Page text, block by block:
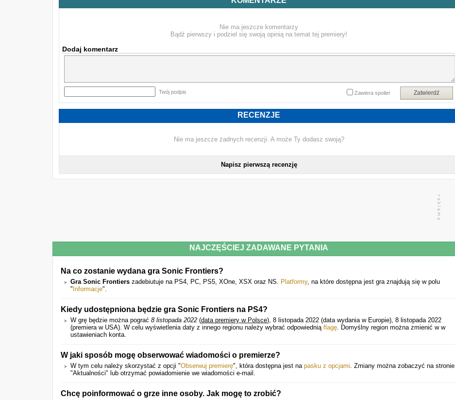
Nie ma jeszcze komentarzy
Bądź pierwszy i podziel się swoją opinią na temat tej premiery!
Dodaj komentarz
Twój podpis Zatwierdź
Zawiera spoiler
RECENZJE
Nie ma jeszcze żadnych recenzji. A może Ty dodasz swoją?
Napisz pierwszą recenzję
NAJCZĘŚCIEJ ZADAWANE PYTANIA
Na co zostanie wydana gra Sonic Frontiers?
Gra Sonic Frontiers zadebiutuje na PS4, PC, PS5, XOne, XSX oraz NS. Platformy, na które dostępna jest gra znajdują się w polu
" Informacje".
Kiedy udostępniona będzie gra Sonic Frontiers na PS4?
W grę będzie można pograć 8 listopada 2022 (data premiery w Polsce), 8 listopada 2022 (data wydania w Europie), 8 listopada 2022
(premiera w USA). W celu wyświetlenia daty z innego regionu należy wybrać odpowiednią flagę. Domyślny region można zmienić w w
ustawieniach konta.
W jaki sposób mogę obserwować wiadomości o premierze?
W tym celu należy skorzystać z opcji "Obserwuj premierę", która dostępna jest na pasku z opcjami. Zmiany można zobaczyć na stronie
"Aktualności" lub otrzymać powiadomienie we wiadomości e-mail.
Chcę poinformować o grze inne osoby. Jak mogę to zrobić?